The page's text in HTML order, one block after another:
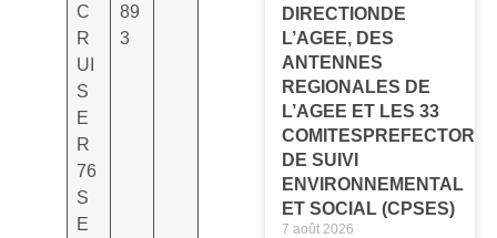
C
R
UI
S
E
R
76
S
E
89
3
DIRECTIONDE
L’AGEE, DES
ANTENNES
REGIONALES DE
L’AGEE ET LES 33
DE SUIVI
ENVIRONNEMENTAL
ET SOCIAL (CPSES)
7 août 2026